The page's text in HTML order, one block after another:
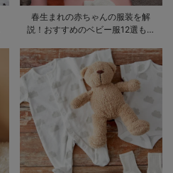
春生まれの赤ちゃんの服装を解
説！おすすめのベビー服12選も合